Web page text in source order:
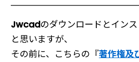
Jwcadのダウンロードとイン
と思いますが、
その前に、こちらの『著作権及